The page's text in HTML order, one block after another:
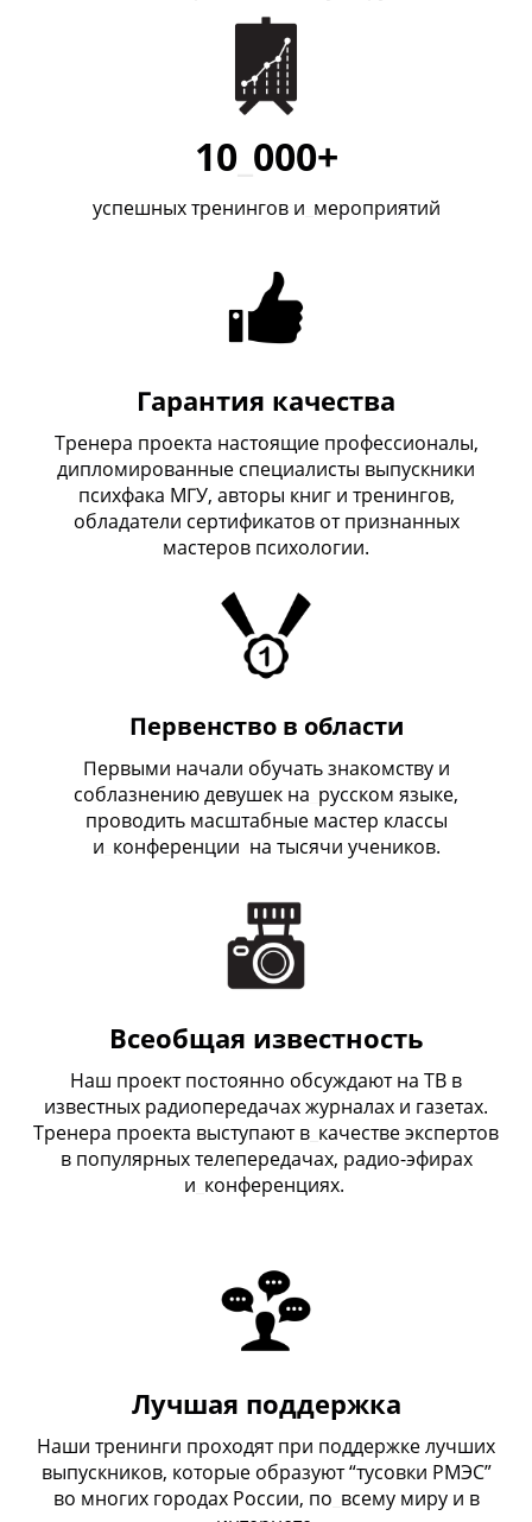
10_ 000+
успешных тренингов и мероприятий
Гарантия качества
Тренера проекта настоящие профессионалы,
дипломированные специалисты выпускники
психфака МГУ, авторы книг и тренингов,
обладатели сертификатов от признанных
мастеров психологии.
Первенство в области
Первыми начали обучать знакомству и
соблазнению девушек на русском языке,
проводить масштабные мастер классы
и конференции на тысячи учеников.
Всеобщая известность
Наш проект постоянно обсуждают на ТВ в
известных радиопередачах журналах и газетах.
Тренера проекта выступают в качестве экспертов
в популярных телепередачах, радио-эфирах
и конференциях.
Лучшая поддержка
Наши тренинги проходят при поддержке лучших
выпускников, которые образуют “тусовки РМЭС”
во многих городах России, по всему миру и в